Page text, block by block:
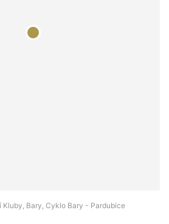
Kluby, Bary, Cyklo Bary - Pardubice